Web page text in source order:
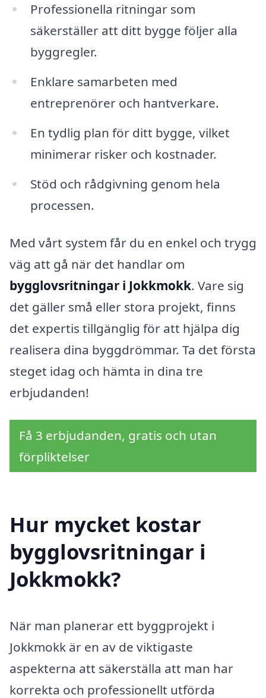
Professionella ritningar som
säkerställer att ditt bygge följer alla
byggregler.
Enklare samarbeten med
entreprenörer och hantverkare.
En tydlig plan för ditt bygge, vilket
minimerar risker och kostnader.
Stöd och rådgivning genom hela
processen.
Med vårt system får du en enkel och trygg
väg att gå när det handlar om
bygglovsritningar i Jokkmokk. Vare sig
det gäller små eller stora projekt, finns
det expertis tillgänglig för att hjälpa dig
realisera dina byggdrömmar. Ta det första
steget idag och hämta in dina tre
erbjudanden!
Få 3 erbjudanden, gratis och utan
förpliktelser
Hur mycket kostar
bygglovsritningar i
Jokkmokk?
När man planerar ett byggprojekt i
Jokkmokk är en av de viktigaste
aspekterna att säkerställa att man har
korrekta och professionellt utförda